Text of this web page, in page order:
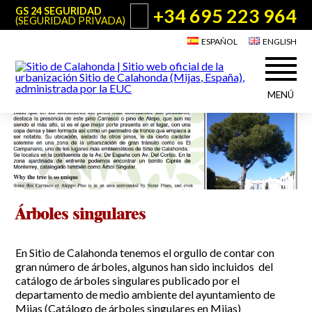
GS 24 SEGURIDAD
(SEGURIDAD PRIVADA)
+34 695 223 964
ESPAÑOL ENGLISH
MENÚ
Acerca de Sitio de Calahonda
Quiénes somos
Junta Directiva
Servicios de la EUC
Estatutos
Actas e Informes Anuales
Contactar
Actuaciones
Utilidades para Residentes y Visitantes
Transporte
El reciclado de nuestros residuos
Información sobre podas
Noticias
Teléfonos de interés
©2026 E.U.C.Sitio de Calahonda, Calle Monte Paraíso, 6, 29649 Mijas Costa.
NIF: G29178803.Todos los derechos reservados. Diseño y desarrollo:Jesse Naylor
Árboles singulares
En Sitio de Calahonda tenemos el orgullo de contar con
gran número de árboles, algunos han sido incluidos del
catálogo de árboles singulares publicado por el
departamento de medio ambiente del ayuntamiento de
Mijas(Catálogo de árboles singulares en Mijas)